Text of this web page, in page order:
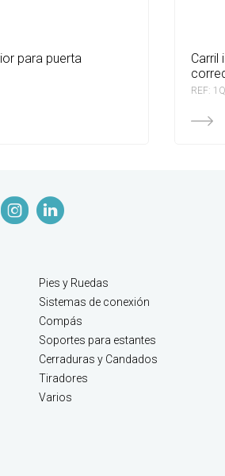
carril inferior para puerta
REF:
Pies y Ruedas
Sistemas de conexión
Compás
Soportes para estantes
Cerraduras y Candados
Tiradores
Varios